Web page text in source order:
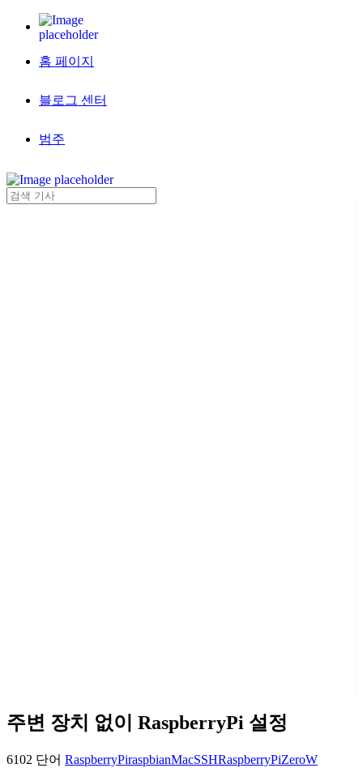
홈 페이지
블로그 센터
범주
주변 장치 없이 RaspberryPi 설정
6102 단어 RaspberryPiraspbianMacSSHRaspberryPiZeroW